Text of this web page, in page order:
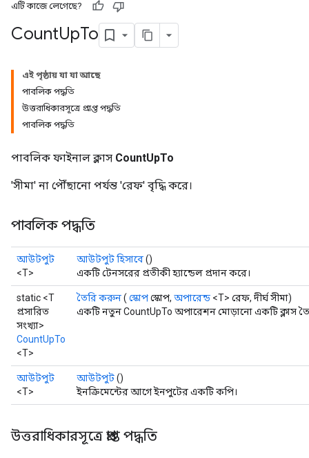
এটি কাজে লেগেছে?
CountUpTo
এই পৃষ্ঠায় যা যা আছে
পাবলিক পদ্ধতি
উত্তরাধিকারসূত্রে প্রাপ্ত পদ্ধতি
পাবলিক পদ্ধতি
পাবলিক ফাইনাল ক্লাস CountUpTo
'সীমা' না পৌঁছানো পর্যন্ত 'রেফ' বৃদ্ধি করে।
পাবলিক পদ্ধতি
আউটপুট
<T>
আউটপুট হিসাবে()
একটি টেনসরের প্রতীকী হ্যান্ডেল প্রদান করে।
static <T
প্রসারিত
সংখ্যা>
CountUpTo
<T>
তৈরি করুন( স্কোপস্কোপ, অপারেন্ড <T> রেফ, দীর্ঘ সীমা)
একটি নতুন CountUpTo অপারেশন মোড়ানো একটি ক্লাস
আউটপুট
<T>
আউটপুট()
ইনক্রিমেন্টের আগে ইনপুটের একটি কপি।
উত্তরাধিকারসূত্রে প্রাপ্ত পদ্ধতি